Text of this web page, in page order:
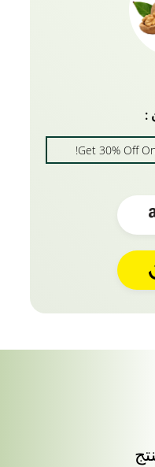
:
Get 30% Off